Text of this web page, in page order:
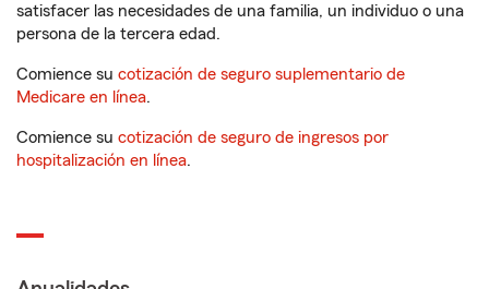
satisfacer las necesidades de una familia, un individuo o una
persona de la tercera edad.
Comience su cotización de seguro suplementario de
Medicare en línea.
Comience su cotización de seguro de ingresos por
hospitalización en línea.